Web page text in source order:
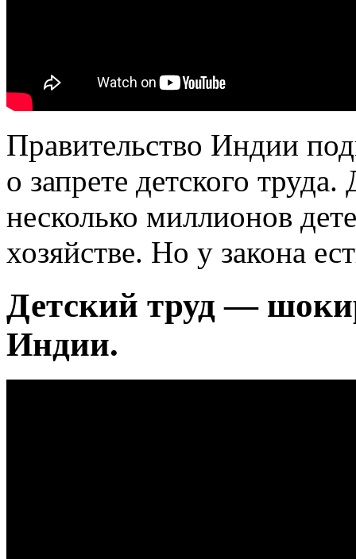
Правительство Индии
о запрете детского
несколько миллионов
хозяйстве. Но у закона
Детский труд —
Индии.